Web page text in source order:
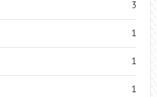
3
1
1
1